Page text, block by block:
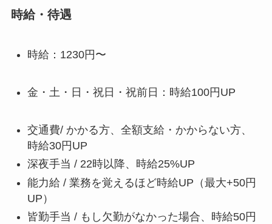
時給・待遇
時給：1230円〜
金・土・日・祝日・祝前日：時給100円UP
交通費/ かかる方、全額支給・かからない方、
時給30円UP
深夜手当 / 22時以降、時給25%UP
能力給 / 業務を覚えるほど時給UP（最大+50円
UP）
皆勤手当 / もし欠勤がなかった場合、時給50円